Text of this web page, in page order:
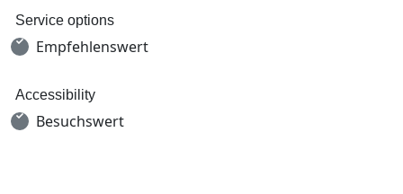
Service options
Empfehlenswert
Accessibility
Besuchswert